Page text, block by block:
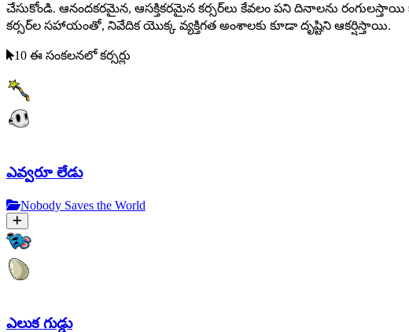
చేసుకోండి. ఆనందకరమైన, ఆసక్తికరమైన కర్సర్‌లు కేవలం పని దినాలను
కర్సర్‌ల సహాయంతో, నివేదిక యొక్క వ్యక్తిగత అంశాలకు కూడా దృష్టిని ఆకర్షిస్తాయి.
10 ఈ సంకలనలో కర్సర్లు
ఎవ్వరూ లేడు
Nobody Saves the World
ఎలుక గుడ్డు